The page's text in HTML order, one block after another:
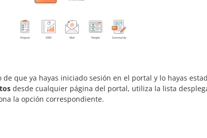
de que ya hayas iniciado sesión en el portal y lo hayas
desde cualquier página del portal, utiliza la lista
la opción correspondiente.